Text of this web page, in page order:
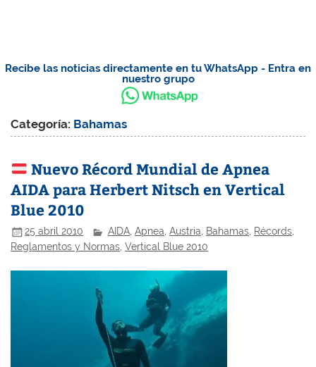
Recibe las noticias directamente en tu WhatsApp - Entra en
nuestro grupo
Categoría: Bahamas
Nuevo Récord Mundial de Apnea
AIDA para Herbert Nitsch en Vertical
Blue 2010
25 abril 2010 AIDA,Apnea,Austria, Bahamas, Récords,
Reglamentos y Normas ,Vertical Blue 2010